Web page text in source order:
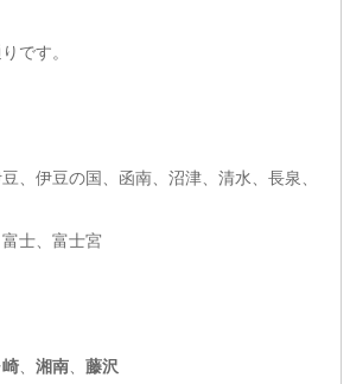
です。
、伊豆の国、函南、沼津、清水、長泉、
士、富士宮
、 湘南、 藤沢